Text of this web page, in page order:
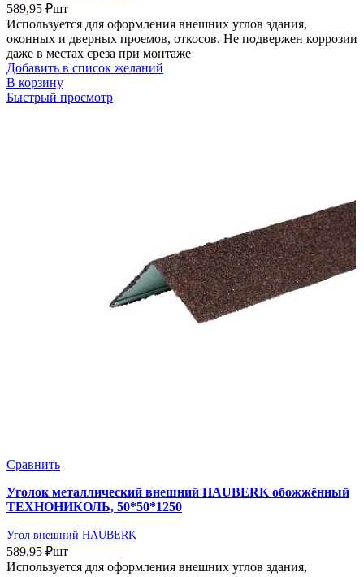
589,95 ₽шт
Используется для оформления внешних углов здания,
оконных и дверных проемов, откосов. Не подвержен коррозии
даже в местах среза при монтаже
Добавить в список желаний
В корзину
Быстрый просмотр
Сравнить
Уголок металлический внешний HAUBERK обожжённый
ТЕХНОНИКОЛЬ, 50*50*1250
Угол внешний HAUBERK
589,95 ₽шт
Используется для оформления внешних углов здания,